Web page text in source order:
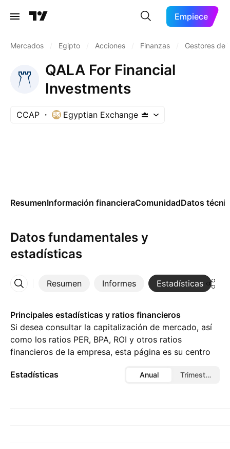
Empiece
Mercados Egipto Acciones Finanzas Gestores de
QALA For Financial
Investments
CCAP Egyptian Exchange
ResumenInformación financieraComunidadDatos
Datos fundamentales y
estadísticas
Resumen Informes Estadísticas
Más
Principales estadísticas y ratios financieros
Si desea consultar la capitalización de mercado, así
como los ratios PER, BPA, ROI y otros ratios
financieros de la empresa, esta página es su centro
Estadísticas
Anual Trimestral